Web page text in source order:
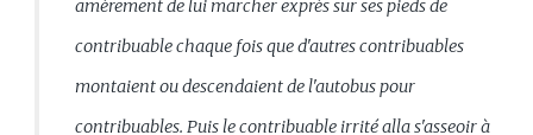
amèrement de lui marcher exprès sur ses pieds de
contribuable chaque fois que d'autres contribuables
montaient ou descendaient de l'autobus pour
contribuables. Puis le contribuable irrité alla s'asseoir à